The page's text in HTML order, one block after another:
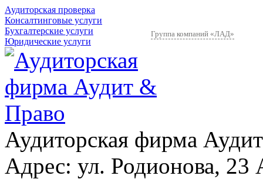
Аудиторская проверка
Консалтинговые услуги
Бухгалтерские услуги
Юридические услуги
Группа компаний «ЛАД»
Аудиторская фирма
Адрес: ул. Родионова, 23